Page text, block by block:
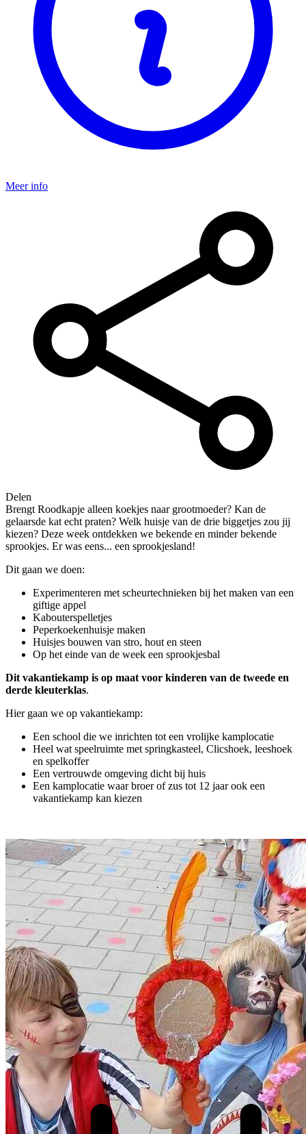
Meer info
Delen
Brengt Roodkapje alleen koekjes naar grootmoeder? Kan de
gelaarsde kat echt praten? Welk huisje van de drie biggetjes zou jij
kiezen? Deze week ontdekken we bekende en minder bekende
sprookjes. Er was eens... een sprookjesland!
Dit gaan we doen:
Experimenteren met scheurtechnieken bij het maken van een
giftige appel
Kabouterspelletjes
Peperkoekenhuisje maken
Huisjes bouwen van stro, hout en steen
Op het einde van de week een sprookjesbal
Dit vakantiekamp is op maat voor kinderen van de tweede en
derde kleuterklas.
Hier gaan we op vakantiekamp:
Een school die we inrichten tot een vrolijke kamplocatie
Heel wat speelruimte met springkasteel, Clicshoek, leeshoek
en spelkoffer
Een vertrouwde omgeving dicht bij huis
Een kamplocatie waar broer of zus tot 12 jaar ook een
vakantiekamp kan kiezen